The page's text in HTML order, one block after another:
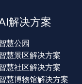
解决方案
慧公园
慧景区解决方案
慧社区解决方案
慧博物馆解决方案